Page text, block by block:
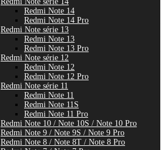
Redmi Note 14
Redmi Note 14 Pro
Redmi Note série 13
Redmi Note 13
Redmi Note 13 Pro
Redmi Note série 12
Redmi Note 12
Redmi Note 12 Pro
Redmi Note série 11
Redmi Note 11
Redmi Note 11S
Redmi Note 11 Pro
Redmi Note 10 / Note 10S / Note 10 Pro
Redmi Note 9 / Note 9S / Note 9 Pro
Redmi Note 8 / Note 8T / Note 8 Pro